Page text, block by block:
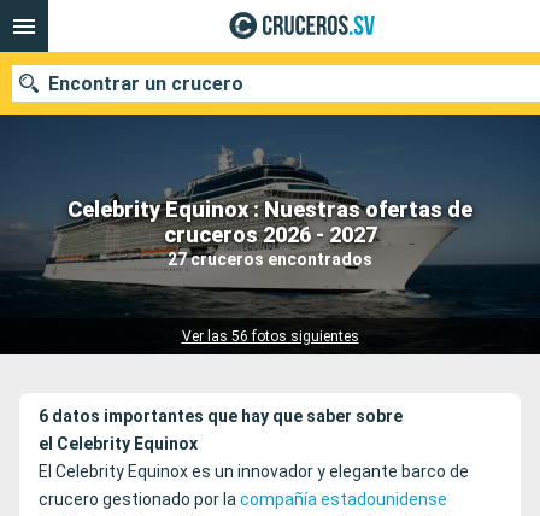
Celebrity Equinox : Nuestras ofertas de
cruceros 2026 - 2027
27 cruceros encontrados
Ver las 56 fotos siguientes
Encontrar un crucero
Nuestros destinos
Fecha de salida
6 datos importantes que hay que saber sobre
el Celebrity Equinox
El Celebrity Equinox es un innovador y elegante barco de
crucero gestionado por lacompañía estadounidense